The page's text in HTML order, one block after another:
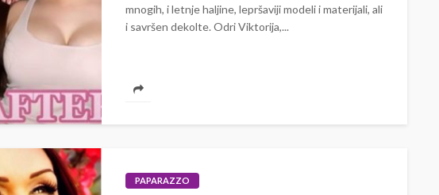
mnogih, i letnje haljine, lepršaviji modeli i materijali, ali
i savršen dekolte. Odri Viktorija,...
PAPARAZZO